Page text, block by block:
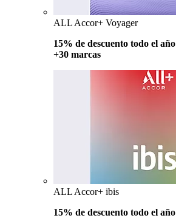
ALL Accor+ Voyager
15% de descuento todo el año
+30 marcas
ALL Accor+ ibis
15% de descuento todo el año